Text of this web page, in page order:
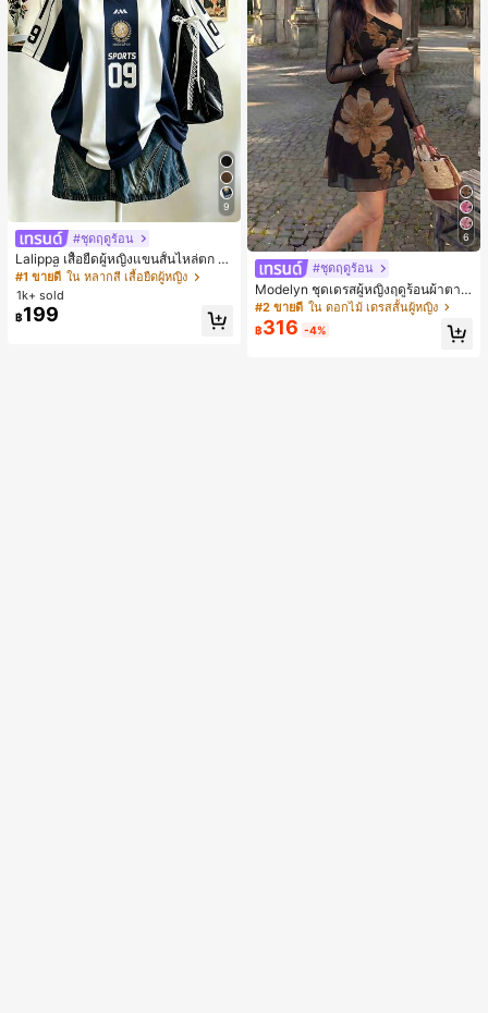
9
#ชุดฤดูร้อน
Lalippa เสื้อยืดผู้หญิงแขนสั้นไหล่ตก ค
อวีปกเสื้อ ลายพิมพ์ดิจิทัลลายทาง สไตล์
สปอร์ตแฟชั่นมินิมอล ของขวัญสำหรับเ
พื่อน
#1 ขายดี ใน หลากสี เสื้อยืดผู้หญิง
1k+ sold
฿199
6
#ชุดฤดูร้อน
Modelyn ชุดเดรสผู้หญิงฤดูร้อนผ้าตาข่
ายพิมพ์ลาย คอไม่สมมาตร จับจีบ หรูหร
า เซ็กซี่
#2 ขายดี ใน ดอกไม้ เดรสสั้นผู้หญิง
฿316 -4%